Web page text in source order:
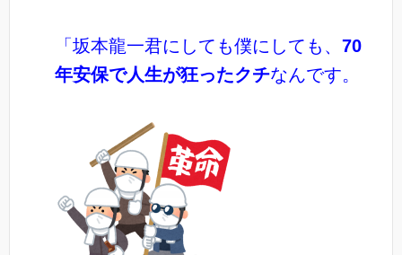
「坂本龍一君にしても僕にしても、 70
年安保で人生が狂ったクチなんです。